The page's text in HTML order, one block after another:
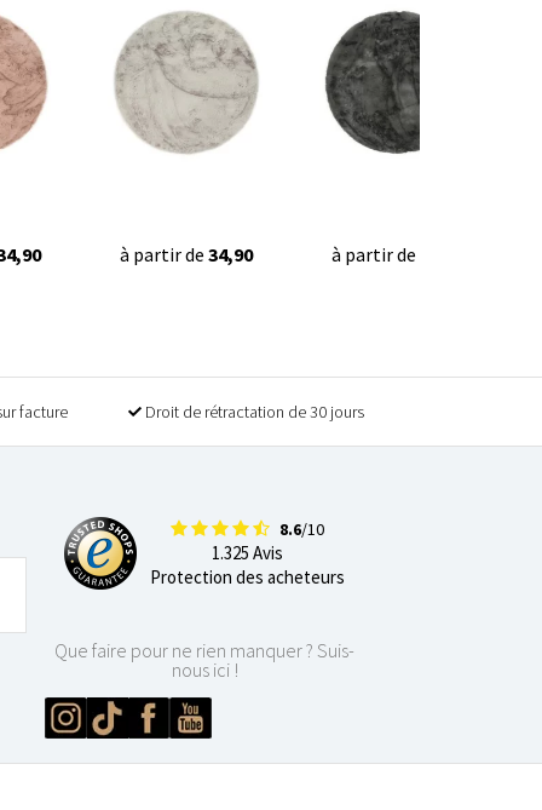
à partir de 34,90 à partir de
facture Droit de rétractation de 30 jours
8.6/10
1.325 Avis
Protection des acheteurs
Que faire pour ne rien manquer ? Suis-
nous ici !